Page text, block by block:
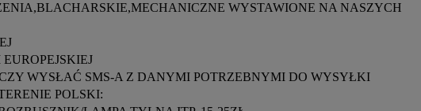
WYSTAWIONE NA NASZYCH
WYSŁAĆ SMS-A Z DANYMI POTRZEBNYMI DO WYSYŁKI
POLSKI: